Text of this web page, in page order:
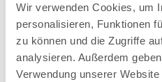
Wir verwenden Cookies, um
personalisieren, Funktionen
zu können und die Zugriffe
analysieren. Außerdem
Verwendung unserer